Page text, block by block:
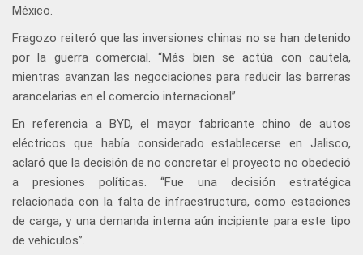
México.
Fragozo reiteró que las inversiones chinas no se han detenido
por la guerra comercial. “Más bien se actúa con cautela,
mientras avanzan las negociaciones para reducir las barreras
arancelarias en el comercio internacional”.
En referencia a BYD, el mayor fabricante chino de autos
eléctricos que había considerado establecerse en Jalisco,
aclaró que la decisión de no concretar el proyecto no obedeció
a presiones políticas. “Fue una decisión estratégica
relacionada con la falta de infraestructura, como estaciones
de carga, y una demanda interna aún incipiente para este tipo
de vehículos”.